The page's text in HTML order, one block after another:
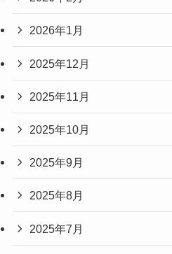
2026年1月
2025年12月
2025年11月
2025年10月
2025年9月
2025年8月
2025年7月